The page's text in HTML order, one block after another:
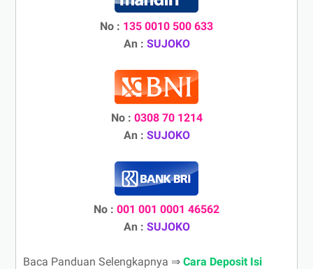
No : 135 0010 500 633
An : SUJOKO
No : 0308 70 1214
An : SUJOKO
No : 001 001 0001 46562
An : SUJOKO
Baca Panduan Selengkapnya ⇒ Cara Deposit Isi